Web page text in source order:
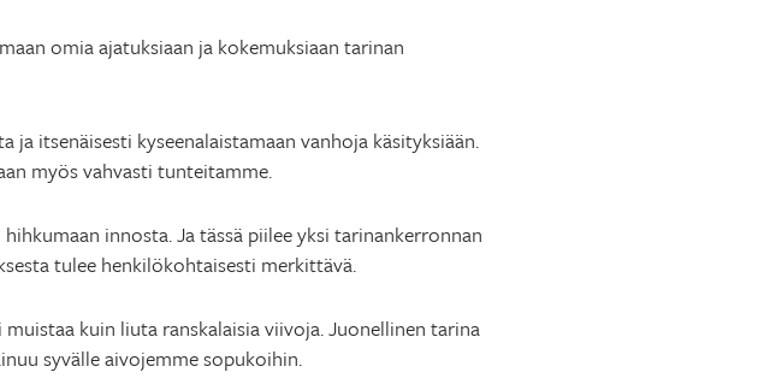
omia ajatuksiaan ja kokemuksiaan tarinan
itsenäisesti kyseenalaistamaan vanhoja käsityksiään.
myös vahvasti tunteitamme.
innosta. Ja tässä piilee yksi tarinankerronnan
tulee henkilökohtaisesti merkittävä.
kuin liuta ranskalaisia viivoja. Juonellinen tarina
syvälle aivojemme sopukoihin.